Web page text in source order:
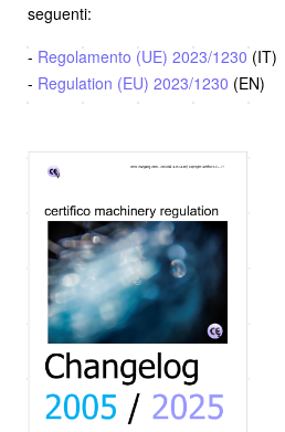
seguenti:
- Regolamento (UE) 2023/1230 (IT)
- Regulation (EU) 2023/1230 (EN)